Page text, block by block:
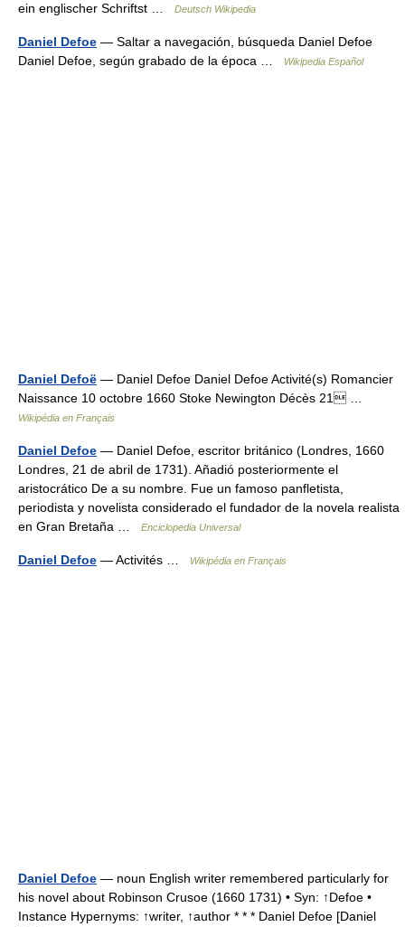
ein englischer Schriftst …
Deutsch Wikipedia
Daniel Defoe — Saltar a navegación, búsqueda Daniel Defoe
Daniel Defoe, según grabado de la época …
Wikipedia Español
Daniel Defoë — Daniel Defoe Daniel Defoe Activité(s) Romancier
Naissance 10 octobre 1660 Stoke Newington Décès 21 …
Wikipédia en Français
Daniel Defoe — Daniel Defoe, escritor británico (Londres, 1660
Londres, 21 de abril de 1731). Añadió posteriormente el
aristocrático De a su nombre. Fue un famoso panfletista,
periodista y novelista considerado el fundador de la novela realista
en Gran Bretaña …
Enciclopedia Universal
Daniel Defoe — Activités … Wikipédia en Français
Daniel Defoe — noun English writer remembered particularly for
his novel about Robinson Crusoe (1660 1731) • Syn: ↑Defoe •
Instance Hypernyms: ↑writer, ↑author * * * Daniel Defoe [Daniel